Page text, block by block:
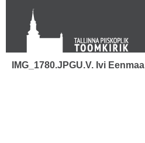
KONTAKT
Toom-Kooli 6, 10130 TALLINN
tallinna.toom@eelk.ee
IMG_1780.JPGU.V. Ivi Eenmaa